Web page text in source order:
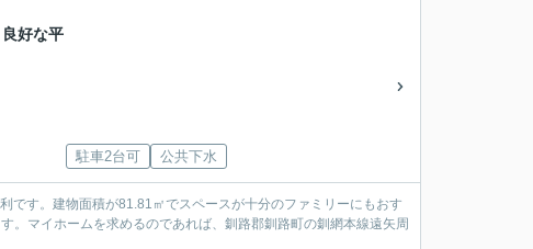
好な平
駐車2台可 公共下水
です。建物面積が81.81㎡でスペースが十分のファミリーにもおす
。マイホームを求めるのであれば、釧路郡釧路町の釧網本線遠矢周